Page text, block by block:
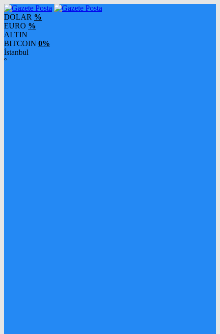
DOLAR %
EURO %
ALTIN
BITCOIN 0%
İstanbul
°